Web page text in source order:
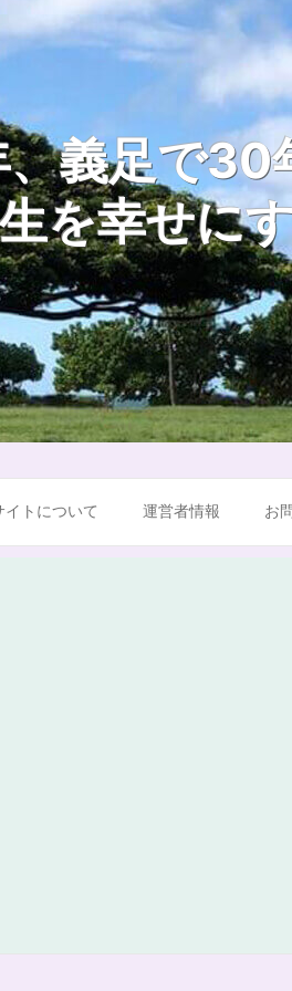
義足で30
を幸せに
イトについて 運営者情報 お